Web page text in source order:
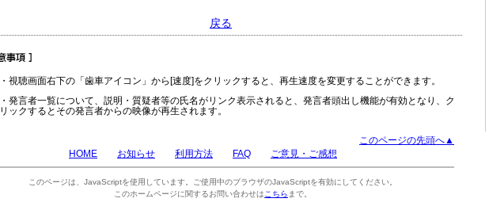
戻る
・視聴画面右下の「歯車アイコン」から[速度]をクリックすると、再生速度を変更することができます。
・発言者一覧について、説明・質疑者等の氏名がリンク表示されると、発言者頭出し機能が有効となり、ク
リックするとその発言者からの映像が再生されます。
このページの先頭へ▲
HOME
お知らせ 利用方法 FAQ ご意見・ご感想
このページは、JavaScriptを使用しています。ご使用中のブラウザのJavaScriptを有効にしてください。
このホームページに関するお問い合わせは こちら まで。